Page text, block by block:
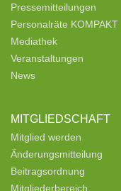
Pressemitteilungen
Personalräte KOMPAKT
Mediathek
Veranstaltungen
News
MITGLIEDSCHAFT
Mitglied werden
Änderungsmitteilung
Beitragsordnung
Mitgliederbereich